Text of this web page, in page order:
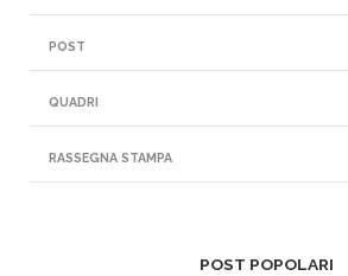
POST
QUADRI
RASSEGNA STAMPA
POST POPOLARI